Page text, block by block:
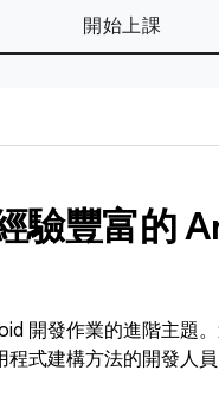
開始上課
驗豐富的
開發作業的進階主題
式建構方法的開發人員